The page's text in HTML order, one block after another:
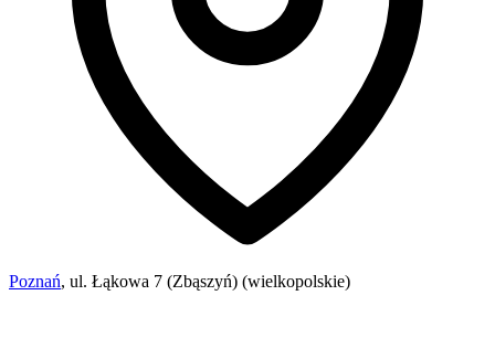
Poznań, ul. Łąkowa 7 (Zbąszyń) (wielkopolskie)